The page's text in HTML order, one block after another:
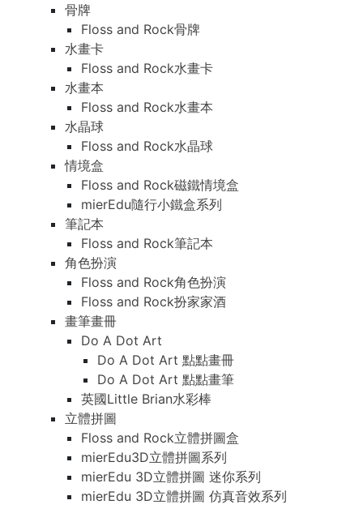
骨牌
Floss and Rock骨牌
水畫卡
Floss and Rock水畫卡
水畫本
Floss and Rock水畫本
水晶球
Floss and Rock水晶球
情境盒
Floss and Rock磁鐵情境盒
mierEdu隨行小鐵盒系列
筆記本
Floss and Rock筆記本
角色扮演
Floss and Rock角色扮演
Floss and Rock扮家家酒
畫筆畫冊
Do A Dot Art
Do A Dot Art 點點畫冊
Do A Dot Art 點點畫筆
英國Little Brian水彩棒
立體拼圖
Floss and Rock立體拼圖盒
mierEdu3D立體拼圖系列
mierEdu 3D立體拼圖 迷你系列
mierEdu 3D立體拼圖 仿真音效系列